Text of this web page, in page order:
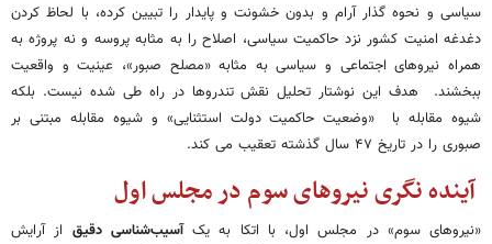
سیاسی و نحوه گذار آرام و بدون خشونت و پایدار را تبیین کرده، با لحاظ کردن
دغدغه امنیت کشور نزد حاکمیت سیاسی، اصلاح را به مثابه پروسه و نه پروژه به
همراه نیروهای اجتماعی و سیاسی به مثابه «مصلح صبور»، عینیت و واقعیت
ببخشند. هدف این نوشتار تحلیل نقش تندروها در راه طی شده نیست. بلکه
شیوه مقابله با «وضعیت حاکمیت دولت استثنایی» و شیوه مقابله مبتنی بر
صبوری را در تاریخ ۴۷ سال گذشته تعقیب می کند.
آینده نگری نیروهای سوم در مجلس اول
«نیروهای سوم» در مجلس اول، با اتکا به یکآسیب‌شناسی دقیق از آرایش